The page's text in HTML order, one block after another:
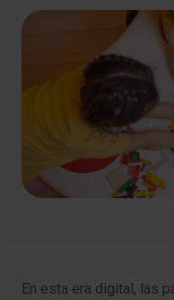
En esta era digital, las